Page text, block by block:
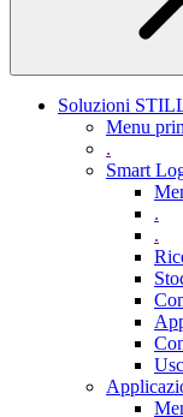
Soluzioni
Menu
.
Smart
.
.